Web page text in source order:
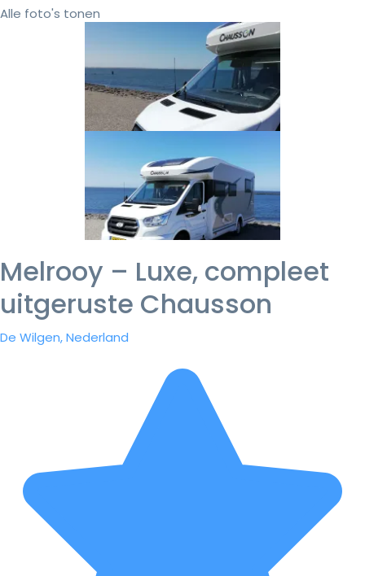
Alle foto's tonen
Melrooy – Luxe, compleet
uitgeruste Chausson
De Wilgen, Nederland